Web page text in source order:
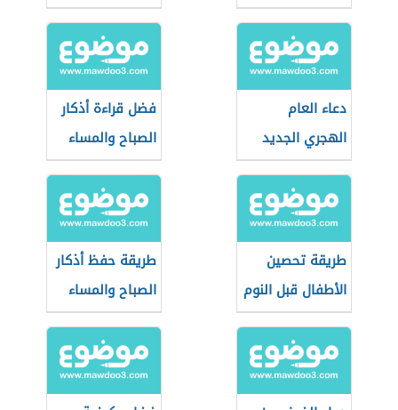
دعاء العام
الهجري الجديد
فضل قراءة أذكار
الصباح والمساء
طريقة تحصين
الأطفال قبل النوم
طريقة حفظ أذكار
الصباح والمساء